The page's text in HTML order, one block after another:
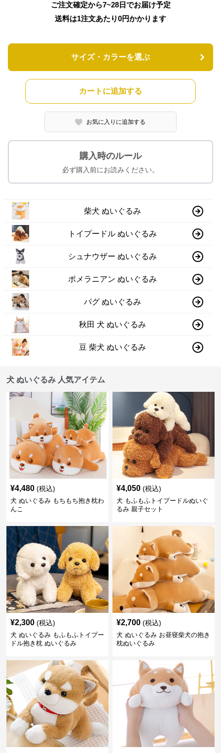
ご注文確定から7~28日でお届け予定
送料は1注文あたり0円かかります
サイズ・カラーを選ぶ
カートに追加する
お気に入りに追加する
購入時のルール
必ず購入前にお読みください。
柴犬 ぬいぐるみ
トイプードル ぬいぐるみ
シュナウザー ぬいぐるみ
ポメラニアン ぬいぐるみ
パグ ぬいぐるみ
秋田 犬 ぬいぐるみ
豆 柴犬 ぬいぐるみ
犬 ぬいぐるみ 人気アイテム
¥4,480 (税込)
犬 ぬいぐるみ もちもち抱き枕わ
んこ
¥4,050 (税込)
犬 もふもふトイプードルぬいぐ
るみ 親子セット
¥2,300 (税込)
犬 ぬいぐるみ もふもふトイプー
ドル抱き枕 ぬいぐるみ
¥2,700 (税込)
犬 ぬいぐるみ お昼寝柴犬の抱き
枕ぬいぐるみ